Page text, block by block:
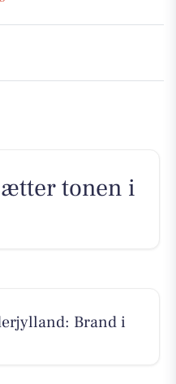
tonen i
Brand i